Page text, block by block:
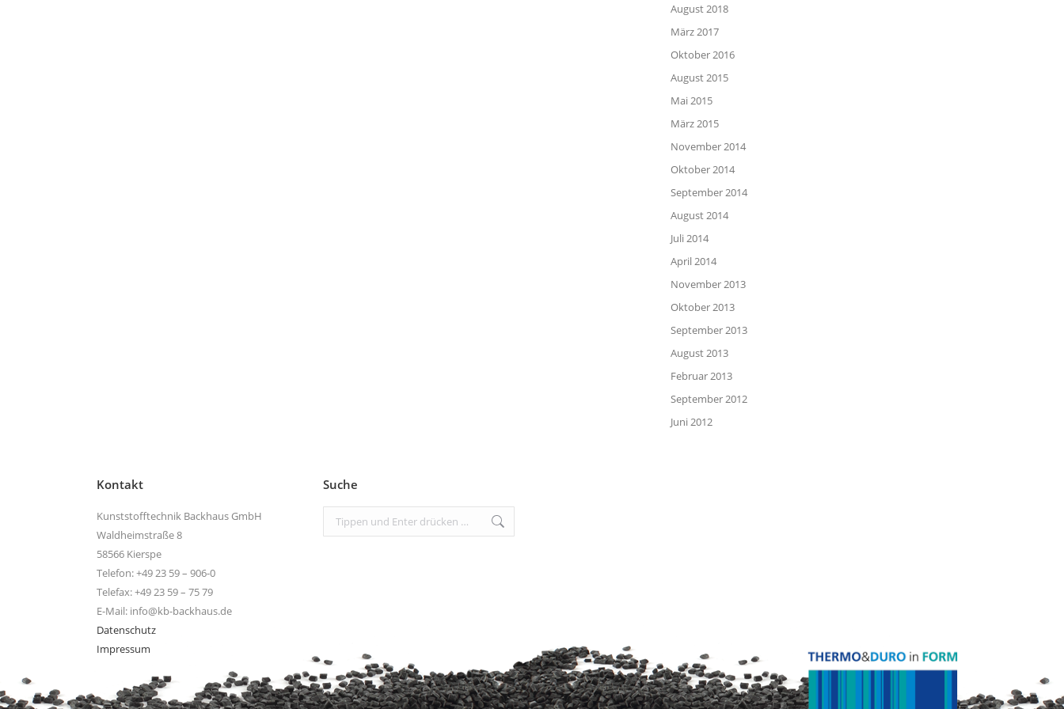
August 2018
März 2017
Oktober 2016
August 2015
Mai 2015
März 2015
November 2014
Oktober 2014
September 2014
August 2014
Juli 2014
April 2014
November 2013
Oktober 2013
September 2013
August 2013
Februar 2013
September 2012
Juni 2012
Kontakt
Kunststofftechnik Backhaus GmbH
Waldheimstraße 8
58566 Kierspe
Telefon: +49 23 59 – 906-0
Telefax: +49 23 59 – 75 79
E-Mail: info@kb-backhaus.de
Datenschutz
Impressum
Suche
Search: